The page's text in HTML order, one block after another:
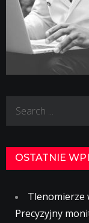
Search
OSTATNIE
Tlenomierze
Precyzyjny